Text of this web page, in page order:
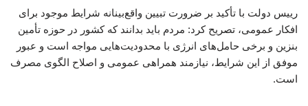
رییس دولت با تأکید بر ضرورت تبیین واقع‌بینانه شرایط موجود برای
افکار عمومی، تصریح کرد: مردم باید بدانند که کشور در حوزه تأمین
بنزین و برخی حامل‌های انرژی با محدودیت‌هایی مواجه است و عبور
موفق از این شرایط، نیازمند همراهی عمومی و اصلاح الگوی مصرف
است.